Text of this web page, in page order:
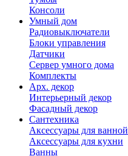
Консоли
Умный дом
Радиовыключатели
Блоки управления
Датчики
Сервер умного дома
Комплекты
Арх. декор
Интерьерный декор
Фасадный декор
Сантехника
Аксессуары для ванной
Аксессуары для кухни
Ванны